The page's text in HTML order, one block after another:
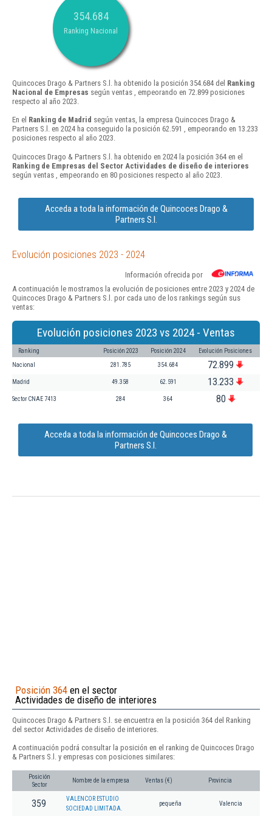
354.684
Ranking Nacional
Quincoces Drago & Partners S.l. ha obtenido la posición 354.684 del Ranking
Nacional de Empresas según ventas , empeorando en 72.899 posiciones
respecto al año 2023.
En el Ranking de Madrid según ventas, la empresa Quincoces Drago &
Partners S.l. en 2024 ha conseguido la posición 62.591 , empeorando en 13.233
posiciones respecto al año 2023.
Quincoces Drago & Partners S.l. ha obtenido en 2024 la posición 364 en el
Ranking de Empresas del Sector Actividades de diseño de interiores
según ventas , empeorando en 80 posiciones respecto al año 2023.
Acceda a toda la información de Quincoces Drago &
Partners S.l.
Evolución posiciones 2023 - 2024
Información ofrecida por
A continuación le mostramos la evolución de posiciones entre 2023 y 2024 de
Quincoces Drago & Partners S.l. por cada uno de los rankings según sus
ventas:
Evolución posiciones 2023 vs 2024 - Ventas
Ranking Posición 2023 Posición 2024 Evolución Posiciones
Nacional 281.785 354.684 72.899
Madrid 49.358 62.591 13.233
Sector CNAE 7413 284 364 80
Acceda a toda la información de Quincoces Drago &
Partners S.l.
Posición 364 en el sector
Actividades de diseño de interiores
Quincoces Drago & Partners S.l. se encuentra en la posición 364 del Ranking
del sector Actividades de diseño de interiores.
A continuación podrá consultar la posición en el ranking de Quincoces Drago
& Partners S.l. y empresas con posiciones similares:
Posición
Sector
Nombre de la empresa Ventas (€) Provincia
359
VALENCOR ESTUDIO
SOCIEDAD LIMITADA.
pequeña Valencia